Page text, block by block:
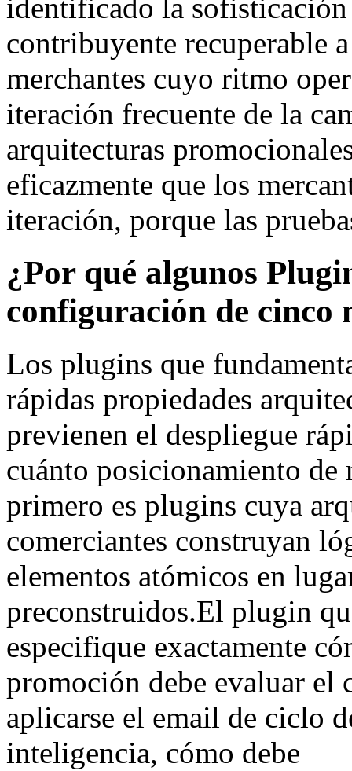
identificado la
contribuyente recuperable
merchantes cuyo ritmo
iteración frecuente de la
arquitecturas
eficazmente que los
iteración, porque las
¿Por qué algunos
configuración de cinco
Los plugins que
rápidas propiedades
previenen el despliegue
cuánto posicionamiento
primero es plugins cuya
comerciantes construyan
elementos atómicos en
preconstruidos.El plugin
especifique exactamente
promoción debe evaluar el
aplicarse el email de ciclo
inteligencia, cómo debe